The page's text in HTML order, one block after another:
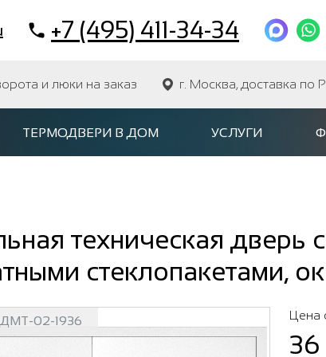
+7 (495) 411-34-34
и люки на заказ г. Москва, доставка по
ТЕРМОДВЕРИ В ДОМ УСЛУГИ
техническая дверь
стеклопакетами,
ДМТ-02-1936 Цена